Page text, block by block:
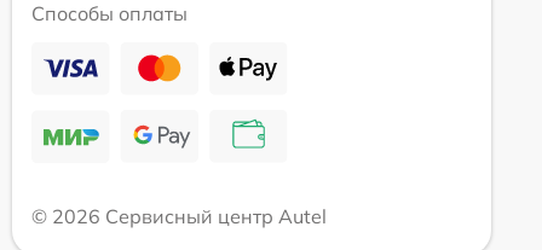
Способы оплаты
© 2026 Сервисный центр Autel